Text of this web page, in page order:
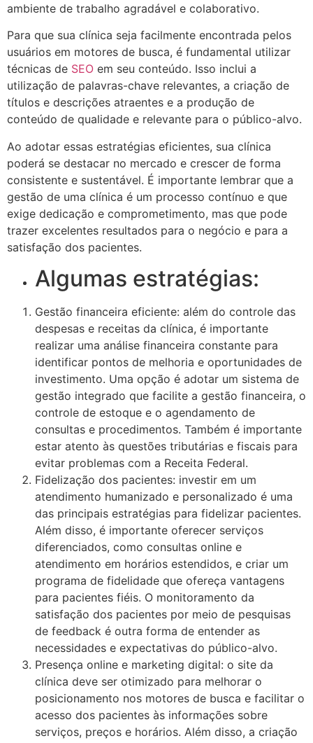
ambiente de trabalho agradável e colaborativo.
Para que sua clínica seja facilmente encontrada pelos
usuários em motores de busca, é fundamental utilizar
técnicas de SEO em seu conteúdo. Isso inclui a
utilização de palavras-chave relevantes, a criação de
títulos e descrições atraentes e a produção de
conteúdo de qualidade e relevante para o público-alvo.
Ao adotar essas estratégias eficientes, sua clínica
poderá se destacar no mercado e crescer de forma
consistente e sustentável. É importante lembrar que a
gestão de uma clínica é um processo contínuo e que
exige dedicação e comprometimento, mas que pode
trazer excelentes resultados para o negócio e para a
satisfação dos pacientes.
Algumas estratégias:
Gestão financeira eficiente: além do controle das
despesas e receitas da clínica, é importante
realizar uma análise financeira constante para
identificar pontos de melhoria e oportunidades de
investimento. Uma opção é adotar um sistema de
gestão integrado que facilite a gestão financeira, o
controle de estoque e o agendamento de
consultas e procedimentos. Também é importante
estar atento às questões tributárias e fiscais para
evitar problemas com a Receita Federal.
Fidelização dos pacientes: investir em um
atendimento humanizado e personalizado é uma
das principais estratégias para fidelizar pacientes.
Além disso, é importante oferecer serviços
diferenciados, como consultas online e
atendimento em horários estendidos, e criar um
programa de fidelidade que ofereça vantagens
para pacientes fiéis. O monitoramento da
satisfação dos pacientes por meio de pesquisas
de feedback é outra forma de entender as
necessidades e expectativas do público-alvo.
Presença online e marketing digital: o site da
clínica deve ser otimizado para melhorar o
posicionamento nos motores de busca e facilitar o
acesso dos pacientes às informações sobre
serviços, preços e horários. Além disso, a criação